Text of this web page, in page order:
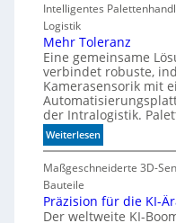
e
d
e
h
n
n
g
n
v
r
a
b
l
S
t
u
ng
s
p
e
e
d
i
m
A
q
a
r
Intelligentes
Logistik
Mehr Toleranz
Eine gemeinsame
verbindet robuste,
Kamerasensorik mit
der Intralogistik.
Weiterlesen:
M
e
r
T
Maßgeschneiderte 3D-
Bauteile
Präzision für die KI-
Der weltweite KI-